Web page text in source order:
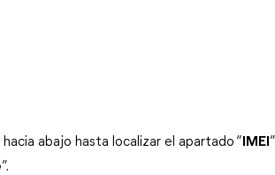
abajo hasta localizar el apartado “ IMEI ”
”.